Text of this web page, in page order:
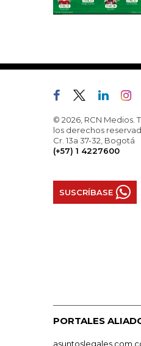
© 2026, RCN Medios.
los derechos
Cr. 13a 37-32, Bogotá
(+57) 1 4227600
SUSCRÍBASE
PORTALES